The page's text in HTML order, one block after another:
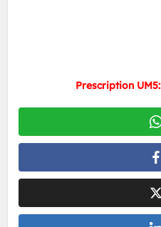
Prescription UM5: